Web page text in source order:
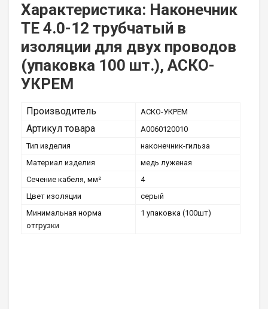
Характеристика: Наконечник
TE 4.0-12 трубчатый в
изоляции для двух проводов
(упаковка 100 шт.), АСКО-
УКРЕМ
Производитель АСКО-УКРЕМ
Артикул товара
A0060120010
Тип изделия
наконечник-гильза
Материал изделия
медь луженая
Сечение кабеля, мм²
4
Цвет изоляции
серый
Минимальная норма
отгрузки
1 упаковка (100шт)